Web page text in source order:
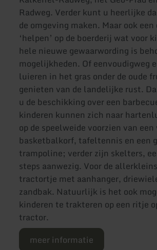
Radweg. Verder kunt u heerlijke
de omgeving maken. Maar ook een
‘helpen’ op de boerderij wat voor
hele nieuwe gewaarwording is
mogelijkheden. Of eenvoudigweg
luieren in het gras onder de oude
genieten van de landelijke rust.
u de beschikking over een
kinderen kunnen zich naar
op de speelweide voorzien van
basketbalkorf, tafeltennis en een
trampoline; verder zijn skelters,
steps aanwezig. Voor de
tractortje met aanhanger,
zandbak. Natuurlijk is het ook
kinderen te trakteren op een ritje
tractor.
meer informatie